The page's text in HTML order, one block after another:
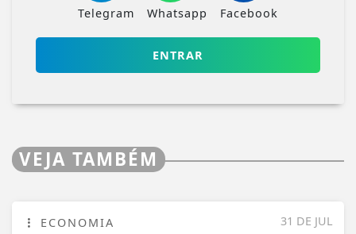
Telegram Whatsapp Facebook
ENTRAR
VEJA TAMBÉM
31 DE JUL
ECONOMIA